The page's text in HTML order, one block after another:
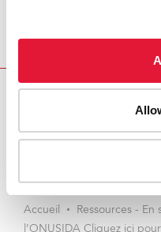
Email this link to me
Accueil
Ressources - En
l’ONUSIDA Cliquez ici